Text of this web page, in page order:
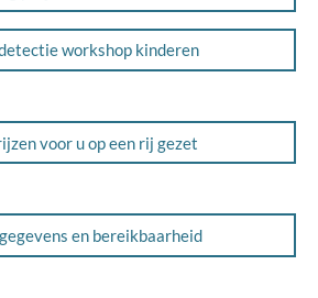
workshop kinderen
voor u op een rij gezet
en bereikbaarheid